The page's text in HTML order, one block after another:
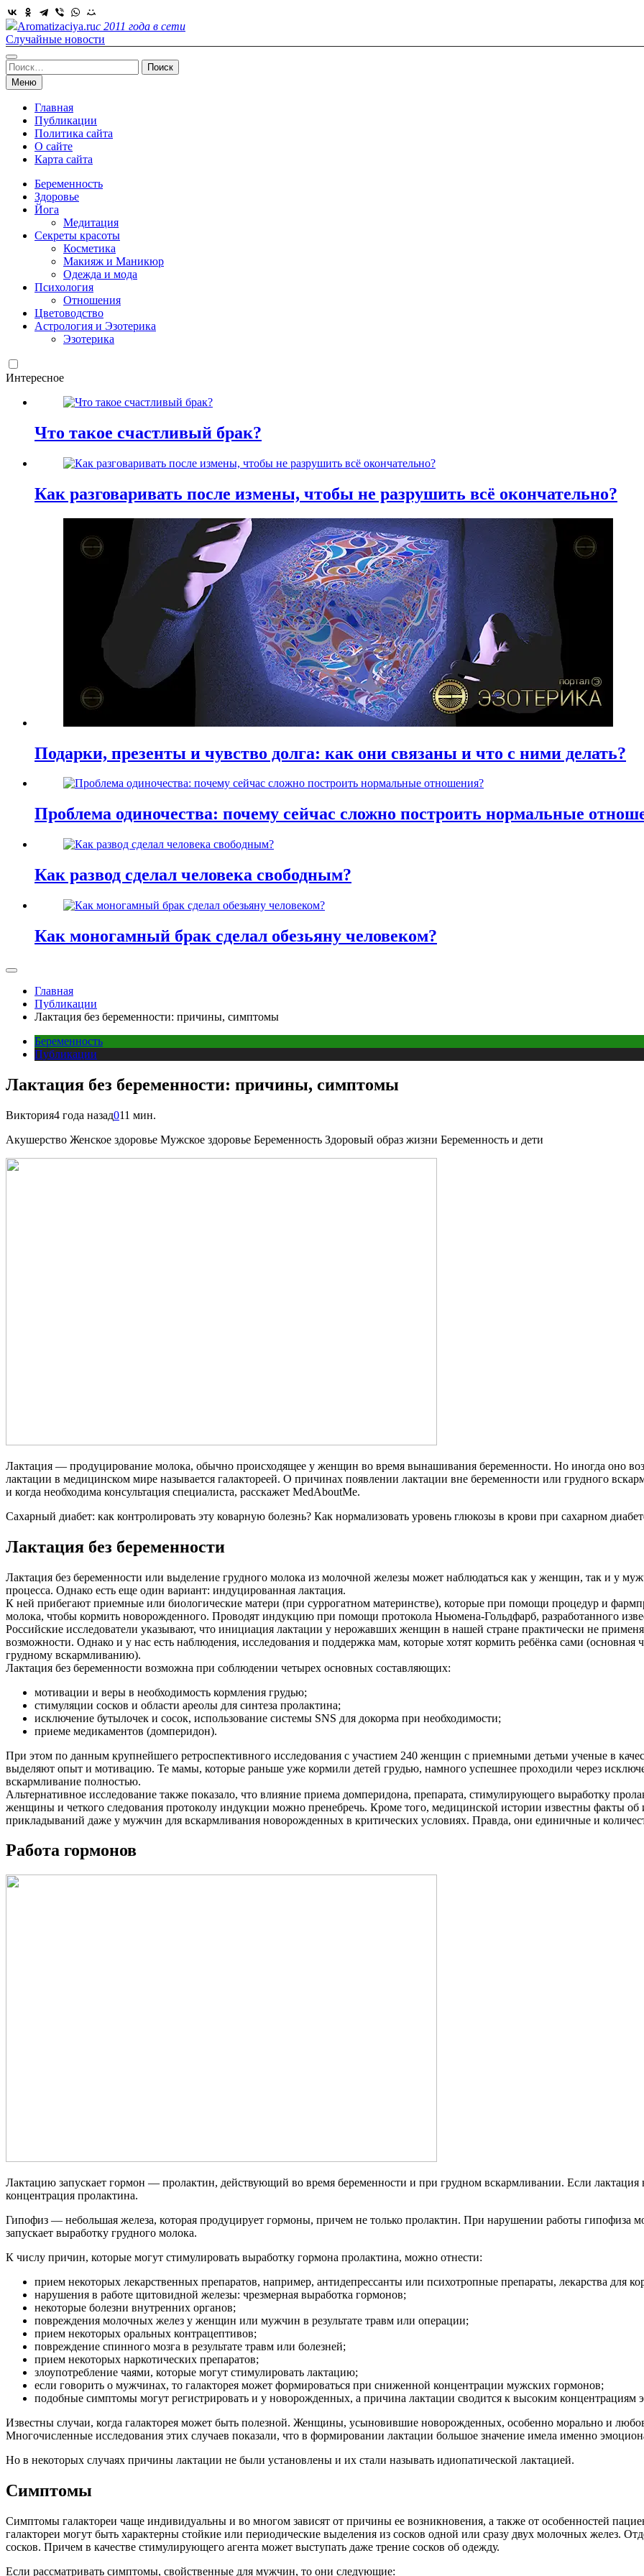
Skip
to
content
Aromatizaciya.ruс 2011 года в сети
Случайные новости
Найти:
Меню
Главная
Публикации
Политика сайта
О сайте
Карта сайта
Беременность
Здоровье
Йога
Медитация
Секреты красоты
Косметика
Макияж и Маникюр
Одежда и мода
Психология
Отношения
Цветоводство
Астрология и Эзотерика
Эзотерика
Интересное
Что такое счастливый брак?
Как разговаривать после измены, чтобы не разрушить всё окончательно?
Подарки, презенты и чувство долга: как они связаны и что с ними делать?
Проблема одиночества: почему сейчас сложно построить нормальные
Как развод сделал человека свободным?
Как моногамный брак сделал обезьяну человеком?
Главная
Публикации
Лактация без беременности: причины, симптомы
Беременность
Публикации
Лактация без беременности: причины, симптомы
Виктория4 года назад011 мин.
Акушерство Женское здоровье Мужское здоровье Беременность Здоровый образ жизни Беременность и дети
Лактация — продуцирование молока, обычно происходящее у женщин во время вынашивания беременности. Но иногда оно
лактации в медицинском мире называется галактореей. О причинах появлении лактации вне беременности или грудного
и когда необходима консультация специалиста, расскажет MedAboutMe.
Сахарный диабет: как контролировать эту коварную болезнь? Как нормализовать уровень глюкозы в крови при сахарном
Лактация без беременности
Лактация без беременности или выделение грудного молока из молочной железы может наблюдаться как у женщин, так и у
процесса. Однако есть еще один вариант: индуцированная лактация.
К ней прибегают приемные или биологические матери (при суррогатном материнстве), которые при помощи процедур и
молока, чтобы кормить новорожденного. Проводят индукцию при помощи протокола Ньюмена-Гольдфарб, разработанного
Российские исследователи указывают, что инициация лактации у нерожавших женщин в нашей стране практически не
возможности. Однако и у нас есть наблюдения, исследования и поддержка мам, которые хотят кормить ребёнка сами
грудному вскармливанию).
Лактация без беременности возможна при соблюдении четырех основных составляющих:
мотивации и веры в необходимость кормления грудью;
стимуляции сосков и области ареолы для синтеза пролактина;
исключение бутылочек и сосок, использование системы SNS для докорма при необходимости;
приеме медикаментов (домперидон).
При этом по данным крупнейшего ретроспективного исследования с участием 240 женщин с приемными детьми ученые в
выделяют опыт и мотивацию. Те мамы, которые раньше уже кормили детей грудью, намного успешнее проходили через
вскармливание полностью.
Альтернативное исследование также показало, что влияние приема домперидона, препарата, стимулирующего выработку
женщины и четкого следования протоколу индукции можно пренебречь. Кроме того, медицинской истории известны факты
прикладываний даже у мужчин для вскармливания новорожденных в критических условиях. Правда, они единичные и
Работа гормонов
Лактацию запускает гормон — пролактин, действующий во время беременности и при грудном вскармливании. Если
концентрация пролактина.
Гипофиз — небольшая железа, которая продуцирует гормоны, причем не только пролактин. При нарушении работы гипофиза
запускает выработку грудного молока.
К числу причин, которые могут стимулировать выработку гормона пролактина, можно отнести:
прием некоторых лекарственных препаратов, например, антидепрессанты или психотропные препараты, лекарства для
нарушения в работе щитовидной железы: чрезмерная выработка гормонов;
некоторые болезни внутренних органов;
повреждения молочных желез у женщин или мужчин в результате травм или операции;
прием некоторых оральных контрацептивов;
повреждение спинного мозга в результате травм или болезней;
прием некоторых наркотических препаратов;
злоупотребление чаями, которые могут стимулировать лактацию;
если говорить о мужчинах, то галакторея может формироваться при сниженной концентрации мужских гормонов;
подобные симптомы могут регистрировать и у новорожденных, а причина лактации сводится к высоким концентрациям
Известны случаи, когда галакторея может быть полезной. Женщины, усыновившие новорожденных, особенно морально и
Многочисленные исследования этих случаев показали, что в формировании лактации большое значение имела именно
Но в некоторых случаях причины лактации не были установлены и их стали называть идиопатической лактацией.
Симптомы
Симптомы галактореи чаще индивидуальны и во многом зависят от причины ее возникновения, а также от особенностей
галактореи могут быть характерны стойкие или периодические выделения из сосков одной или сразу двух молочных желез.
сосков. Причем в качестве стимулирующего агента может выступать даже трение сосков об одежду.
Если рассматривать симптомы, свойственные для мужчин, то они следующие: